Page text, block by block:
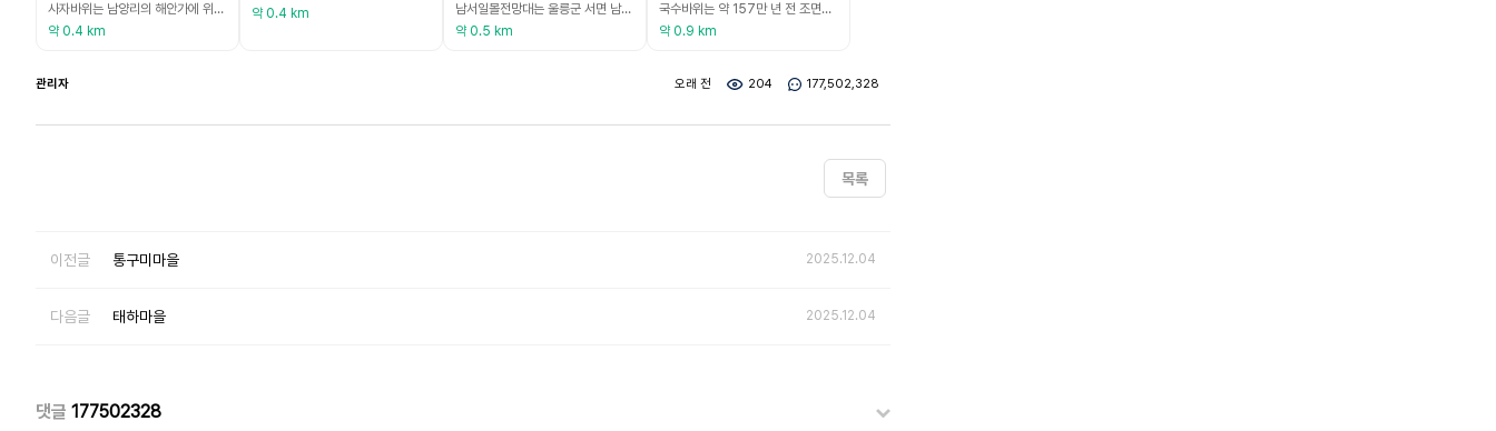
사자바위는 남양리의 해안가에 위치하고 있는데, 가두봉 등대를 지나 모퉁이를 돌아서면 확인할 수 있다. 바위의 생김새가 사자와 같다고 하여 사자바위라고 한다. 이 일대는 사자바위와 함께 낙조가 아름다운 곳으로 알려져 있어 울릉도를 찾는 관광객이면 누구나 꼭 들르는 장소이다. 바위의 전설은 우산국의 마지막 왕 우해왕과 관련된 전설이다. 우산국을 정복하고 공물을 바치게 하라는 지증왕의 명령을 받은 이사부는 절벽으로 둘러싸인 천연의 요새 속에 있는 우산국의 지
약 0.4 km
약 0.4 km
남서일몰전망대는 울릉군 서면 남서리 사태구미 해안변에 펼쳐진 절벽 위에 있는 전망대로, 가슴이 저리도록 아름다운 일몰을 볼 수 있는 곳이다. 하늘과 구름, 그 푸르던 바닷물조차 붉게 물들게 하는 남서일몰전망대는 망향봉의 독도전망대, 저동리의 내수전전망대와 함께 울릉도의 대표적인 전망대로 꼽히며, 여행객들의 필수 코스로 정평이 나 있다. 또한 사태구미 해안변에 병풍처럼 펼쳐진 단애절벽과 넓은 수평선을 바라보며 사색을 즐길 수 있는 명소이기도 하며, 자식이
약 0.5 km
국수바위는 약 157만 년 전 조면암질 용암 분출로 만들어진 높이 약 30m, 길이 약 300m에 달하는 거대한 바위로 벽면에 수많은 주상절리가 국수 가락처럼 긴 띠를 이루고 있다. 주상절리란 뜨거운 용암이 공기나 물을 만나 빠르게 식을 때 용암이 수축하면서 각진 기둥 형태로 갈라져 만들어진 틈을 말한다. 주상절리가 뚜렷하게 나타나는 부분과 뚜렷하지 않은 부분으로 구분할 수 있으며, 이를 각각 칼러네이드, 엔테블러춰라 한다. 또한 주상절리의 간격은 용암
약 0.9 km
관리자 오래 전 204 177,502,328
목록
이전글 통구미마을 2025.12.04
다음글 태하마을 2025.12.04
댓글 177502328